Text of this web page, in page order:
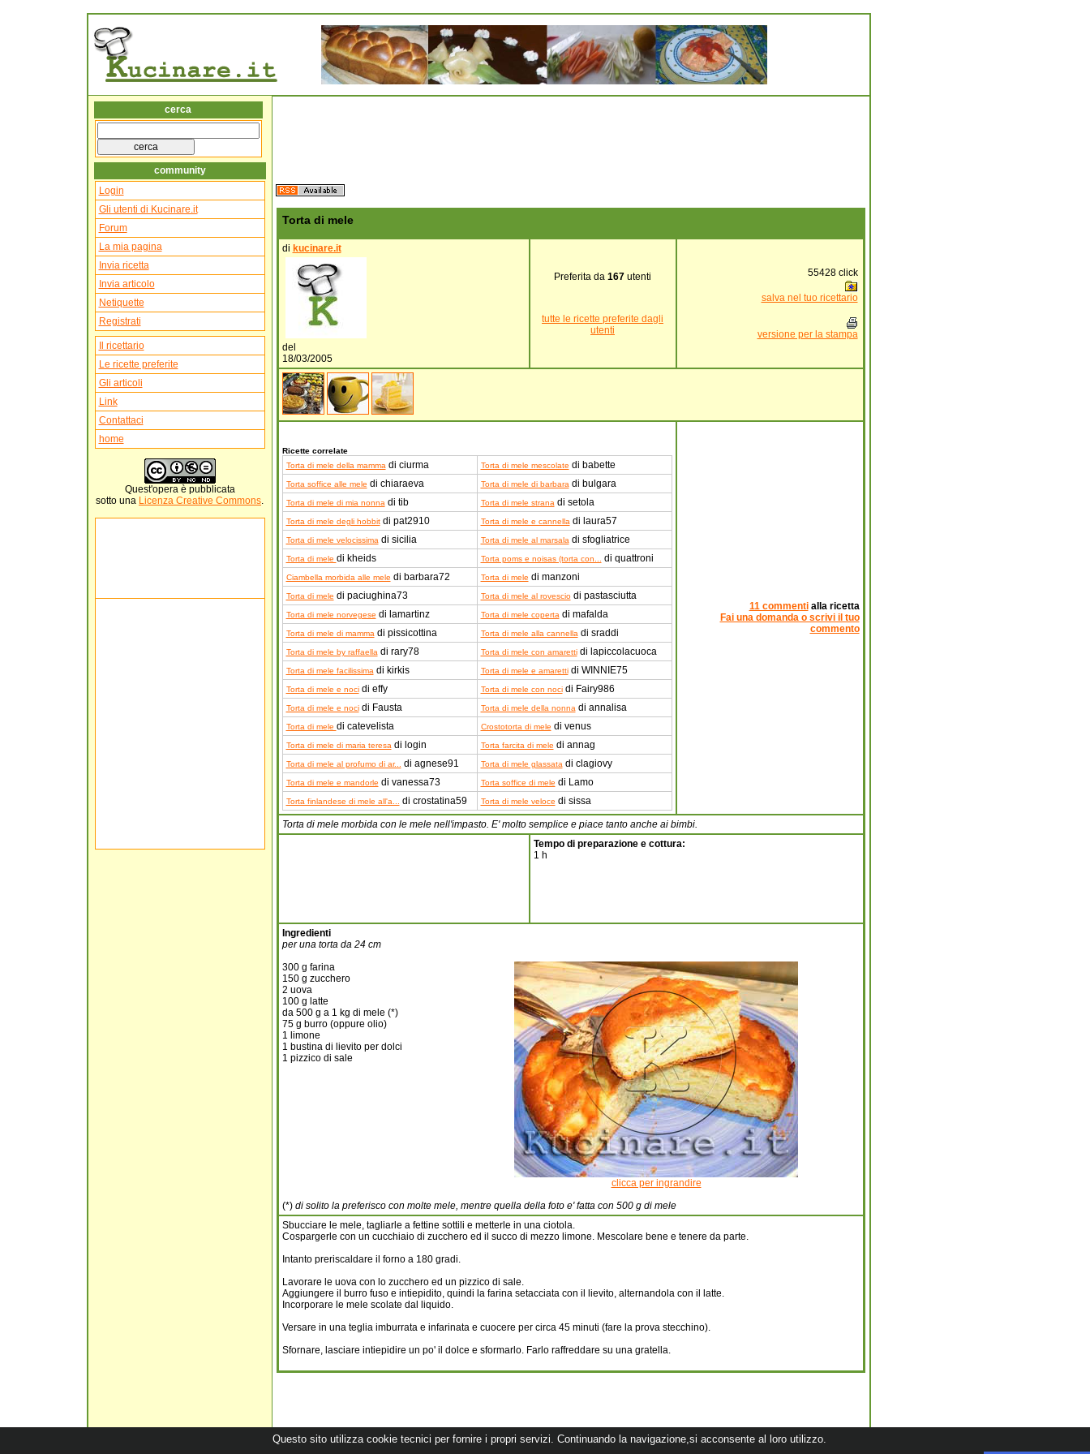
cerca
community
Login
Gli utenti di Kucinare.it
Forum
La mia pagina
Invia ricetta
Invia articolo
Netiquette
Registrati
Il ricettario
Le ricette preferite
Gli articoli
Link
Contattaci
home
Quest'operaè pubblicata
sotto una Licenza Creative Commons.
Torta di mele
di kucinare.it
del
18/03/2005
Preferita da 167 utenti
tutte le ricette preferite dagli
utenti
55428click
salva nel tuo ricettario
versione per la stampa
Ricette correlate
Torta di mele della mammadi ciurma Torta di mele mescolate di babette
Torta soffice alle mele di chiaraeva Torta di mele di barbaradi bulgara
Torta di mele di mia nonnadi tib Torta di mele stranadi setola
Torta di mele degli hobbitdi pat2910 Torta di mele e cannelladi laura57
Torta di mele velocissimadi sicilia Torta di mele al marsaladi sfogliatrice
Torta di mele di kheids Torta poms e noisas (torta con... di quattroni
Ciambella morbida alle mele di barbara72 Torta di mele di manzoni
Torta di mele di paciughina73 Torta di mele al rovesciodi pastasciutta
Torta di mele norvegese di lamartinz Torta di mele copertadi mafalda
Torta di mele di mammadi pissicottina Torta di mele alla cannelladi sraddi
Torta di mele by raffaelladi rary78 Torta di mele con amarettidi lapiccolacuoca
Torta di mele facilissimadi kirkis Torta di mele e amarettidi WINNIE75
Torta di mele e nocidi effy Torta di mele con nocidi Fairy986
Torta di mele e nocidi Fausta Torta di mele della nonnadi annalisa
Torta di mele di catevelista Crostotorta di mele di venus
Torta di mele di maria teresadi login Torta farcita di mele di annag
Torta di mele al profumo di ar... di agnese91 Torta di mele glassatadi clagiovy
Torta di mele e mandorle di vanessa73 Torta soffice di mele di Lamo
Torta finlandese di mele all'a... di crostatina59 Torta di mele veloce di sissa
11 commentialla ricetta
Fai una domanda o scrivi il tuo
commento
Torta di mele morbida con le mele nell'impasto. E' molto semplice e piace tanto anche ai bimbi.
Tempo di preparazione e cottura:
1 h
Ingredienti
per una torta da 24 cm
300 g farina
150 g zucchero
2 uova
100 g latte
da 500 g a 1 kg di mele (*)
75 g burro (oppure olio)
1 limone
1 bustina di lievito per dolci
1 pizzico di sale
clicca per ingrandire
(*)di solito la preferisco con molte mele, mentre quella della foto e' fatta con 500 g di mele
Sbucciare le mele, tagliarle a fettine sottili e metterle in una ciotola.
Cospargerle con un cucchiaio di zucchero ed il succo di mezzo limone. Mescolare bene e tenere da parte.
Intanto preriscaldare il forno a 180 gradi.
Lavorare le uova con lo zucchero ed un pizzico di sale.
Aggiungere il burro fuso e intiepidito, quindi la farina setacciata con il lievito, alternandola con il latte.
Incorporare le mele scolate dal liquido.
Versare in una teglia imburrata e infarinata e cuocere per circa 45 minuti (fare la prova stecchino).
Sfornare, lasciare intiepidire un po' il dolce e sformarlo. Farlo raffreddare su una gratella.
Questo sito utilizza cookie tecnici per fornire i propri servizi. Continuando la navigazione,si acconsente al loro utilizzo.